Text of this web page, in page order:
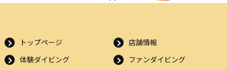
トップページ
店舗情報
体験ダイビング
ファンダイビング